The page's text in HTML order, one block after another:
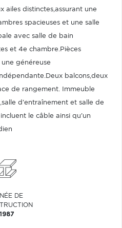
ailes distinctes,assurant une
spacieuses et une salle
avec salle de bain
et 4e chambre.Pièces
généreuse
balcons,deux
de rangement. Immeuble
d'entraînement et salle de
le câble ainsi qu'un
DE
1987